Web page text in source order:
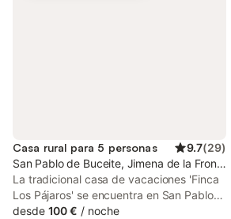
Casa rural para 5 personas 9.7(29)
San Pablo de Buceite, Jimena de la Frontera
La tradicional casa de vacaciones 'Finca
Los Pájaros' se encuentra en San Pablo
de Buceite y es perfecta para disfrutar
desde 100 € / noche